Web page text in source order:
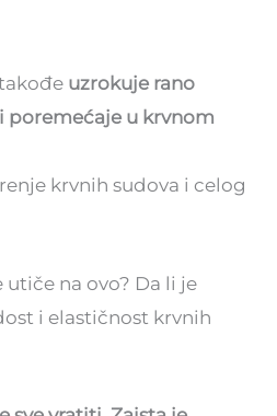
uzrokuje rano
poremećaje u krvnom
krvnih sudova i celog
utiče na ovo? Da li je
i elastičnost krvnih